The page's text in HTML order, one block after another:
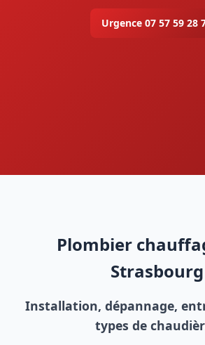
Urgence 07 57 59 28
Plombier
Strasbourg
Installation, dépannage,
types de